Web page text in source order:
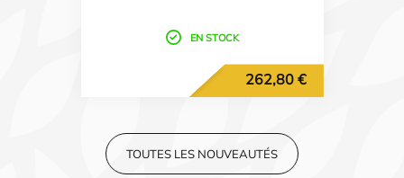
EN STOCK
262,80 €
TOUTES LES NOUVEAUTÉS